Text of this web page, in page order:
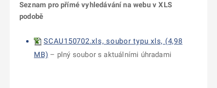
Seznam pro přímé vyhledávání na webu v XLS
podobě
SCAU150702.xls, soubor typu xls, (4,98
MB) – plný soubor s aktuálními úhradami